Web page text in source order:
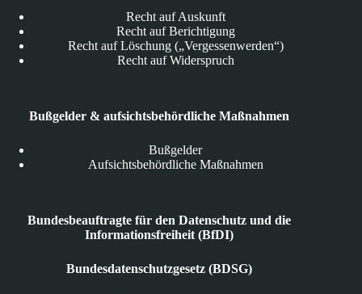
Recht auf Auskunft
Recht auf Berichtigung
Recht auf Löschung („Vergessenwerden“)
Recht auf Widerspruch
Bußgelder & aufsichtsbehördliche Maßnahmen
Bußgelder
Aufsichtsbehördliche Maßnahmen
Bundesbeauftragte für den Datenschutz und die
Informationsfreiheit (BfDI)
Bundesdatenschutzgesetz (BDSG)